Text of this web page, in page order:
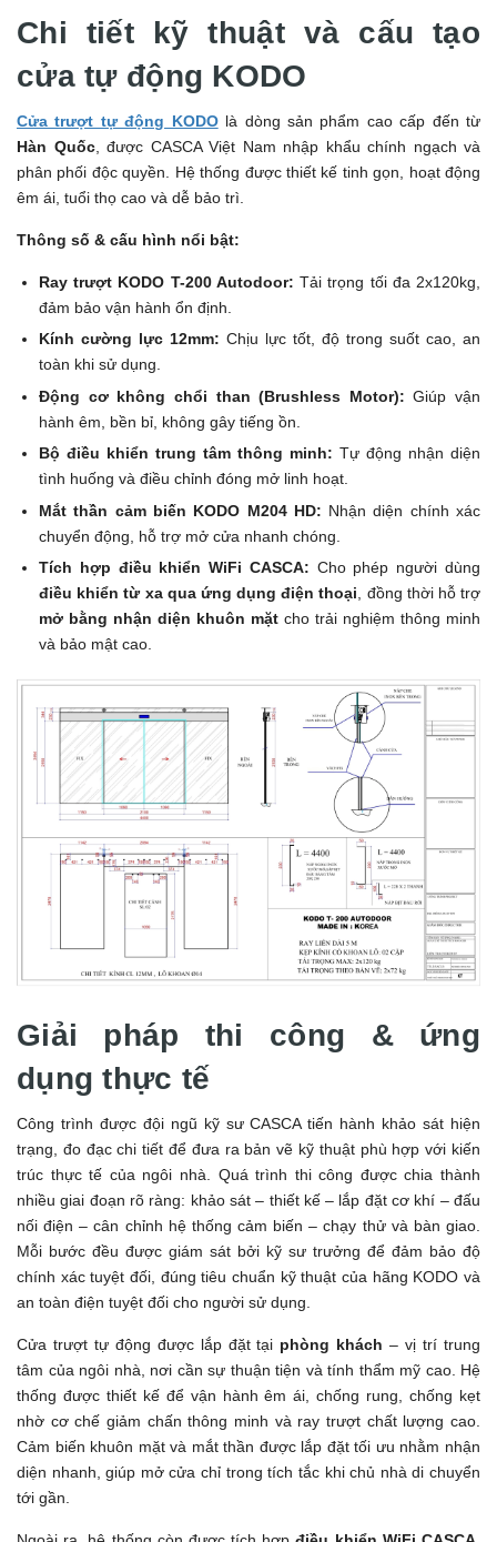
Chi tiết kỹ thuật và cấu tạo
cửa tự động KODO
Cửa trượt tự động KODOlà dòng sản phẩm cao cấp đến từ
Hàn Quốc, được CASCA Việt Nam nhập khẩu chính ngạch và
phân phối độc quyền. Hệ thống được thiết kế tinh gọn, hoạt động
êm ái, tuổi thọ cao và dễ bảo trì.
Thông số & cấu hình nổi bật:
Ray trượt KODO T-200 Autodoor: Tải trọng tối đa 2x120kg,
đảm bảo vận hành ổn định.
Kính cường lực 12mm: Chịu lực tốt, độ trong suốt cao, an
toàn khi sử dụng.
Động cơ không chổi than (Brushless Motor): Giúp vận
hành êm, bền bỉ, không gây tiếng ồn.
Bộ điều khiển trung tâm thông minh: Tự động nhận diện
tình huống và điều chỉnh đóng mở linh hoạt.
Mắt thần cảm biến KODO M204 HD: Nhận diện chính xác
chuyển động, hỗ trợ mở cửa nhanh chóng.
Tích hợp điều khiển WiFi CASCA: Cho phép người dùng
điều khiển từ xa qua ứng dụng điện thoại, đồng thời hỗ trợ
mở bằng nhận diện khuôn mặt cho trải nghiệm thông minh
và bảo mật cao.
Giải pháp thi công & ứng
dụng thực tế
Công trình được đội ngũ kỹ sư CASCA tiến hành khảo sát hiện
trạng, đo đạc chi tiết để đưa ra bản vẽ kỹ thuật phù hợp với kiến
trúc thực tế của ngôi nhà. Quá trình thi công được chia thành
nhiều giai đoạn rõ ràng: khảo sát – thiết kế – lắp đặt cơ khí – đấu
nối điện – cân chỉnh hệ thống cảm biến – chạy thử và bàn giao.
Mỗi bước đều được giám sát bởi kỹ sư trưởng để đảm bảo độ
chính xác tuyệt đối, đúng tiêu chuẩn kỹ thuật của hãng KODO và
an toàn điện tuyệt đối cho người sử dụng.
Cửa trượt tự động được lắp đặt tại phòng khách – vị trí trung
tâm của ngôi nhà, nơi cần sự thuận tiện và tính thẩm mỹ cao. Hệ
thống được thiết kế để vận hành êm ái, chống rung, chống kẹt
nhờ cơ chế giảm chấn thông minh và ray trượt chất lượng cao.
Cảm biến khuôn mặt và mắt thần được lắp đặt tối ưu nhằm nhận
diện nhanh, giúp mở cửa chỉ trong tích tắc khi chủ nhà di chuyển
tới gần.